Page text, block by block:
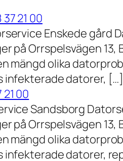
21 00
Enskede gård
på Orrspelsvägen
mängd olika
infekterade datorer, […]
00
Sandsborg
på Orrspelsvägen
mängd olika
datorer,